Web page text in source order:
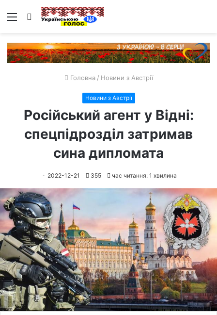
Меню Пошук
Головна / Новини з Австрії
Новини з Австрії
Російський агент у Відні:
спецпідрозділ затримав
сина дипломата
2022-12-21 355 час читання: 1 хвилина